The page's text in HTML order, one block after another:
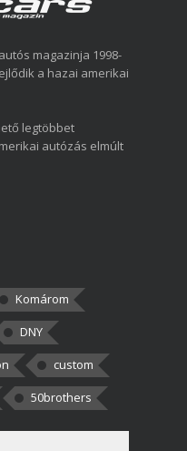
magazinja 1998-
a hazai amerikai
legtöbbet
autózás elmúlt
Komárom
DNY
custom
50brothers